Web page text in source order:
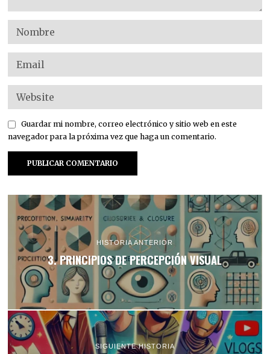
Guardar mi nombre, correo electrónico y sitio web en este
navegador para la próxima vez que haga un comentario.
HISTORIA ANTERIOR
3. PRINCIPIOS DE PERCEPCIÓN VISUAL
SIGUIENTE HISTORIA